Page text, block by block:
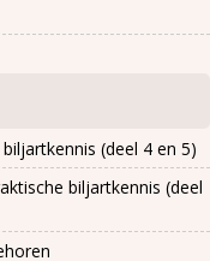
(deel 4 en 5)
biljartkennis (deel